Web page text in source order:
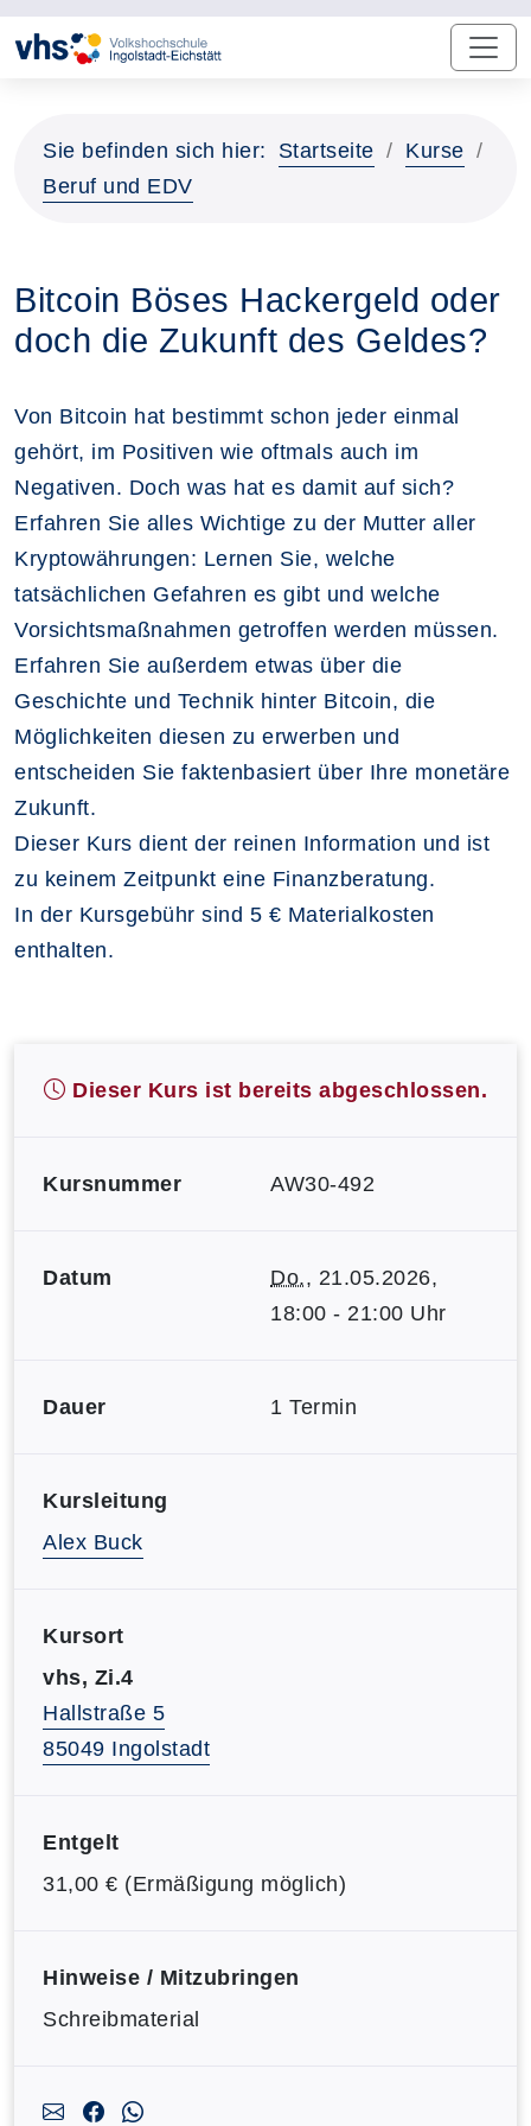
Sie befinden sich hier: Startseite
Kurse
Beruf und EDV
Bitcoin Böses Hackergeld oder
doch die Zukunft des Geldes?
Von Bitcoin hat bestimmt schon jeder einmal
gehört, im Positiven wie oftmals auch im
Negativen. Doch was hat es damit auf sich?
Erfahren Sie alles Wichtige zu der Mutter aller
Kryptowährungen: Lernen Sie, welche
tatsächlichen Gefahren es gibt und welche
Vorsichtsmaßnahmen getroffen werden müssen.
Erfahren Sie außerdem etwas über die
Geschichte und Technik hinter Bitcoin, die
Möglichkeiten diesen zu erwerben und
entscheiden Sie faktenbasiert über Ihre monetäre
Zukunft.
Dieser Kurs dient der reinen Information und ist
zu keinem Zeitpunkt eine Finanzberatung.
In der Kursgebühr sind 5 € Materialkosten
enthalten.
Dieser Kurs ist bereits abgeschlossen.
Kursnummer AW30-492
Datum Do., 21.05.2026,
18:00 - 21:00 Uhr
Dauer 1 Termin
Kursleitung
Alex Buck
Kursort
vhs, Zi.4
Hallstraße 5
85049 Ingolstadt
Entgelt
31,00 € (Ermäßigung möglich)
Hinweise / Mitzubringen
Schreibmaterial